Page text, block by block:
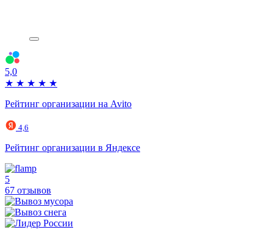
5,0
★ ★ ★ ★ ★
Рейтинг организации на Avito
4,6
Рейтинг организации в Яндексе
5
67 отзывов